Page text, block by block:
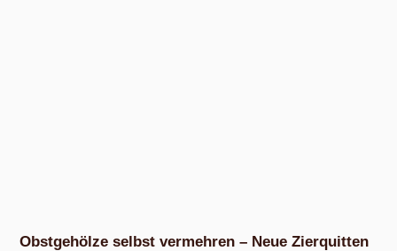
Obstgehölze selbst vermehren – Neue Zierquitten